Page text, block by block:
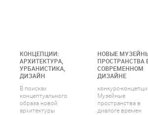
КОНЦЕПЦИИ:
АРХИТЕКТУРА,
УРБАНИСТИКА,
ДИЗАЙН
В поисках
концептуального
образа новой
архитектуры
НОВЫЕ
ПРОСТРАНСТВА
СОВРЕМЕННОМ
ДИЗАЙНЕ
конкурс-
Музейные
пространства в
диалоге времен